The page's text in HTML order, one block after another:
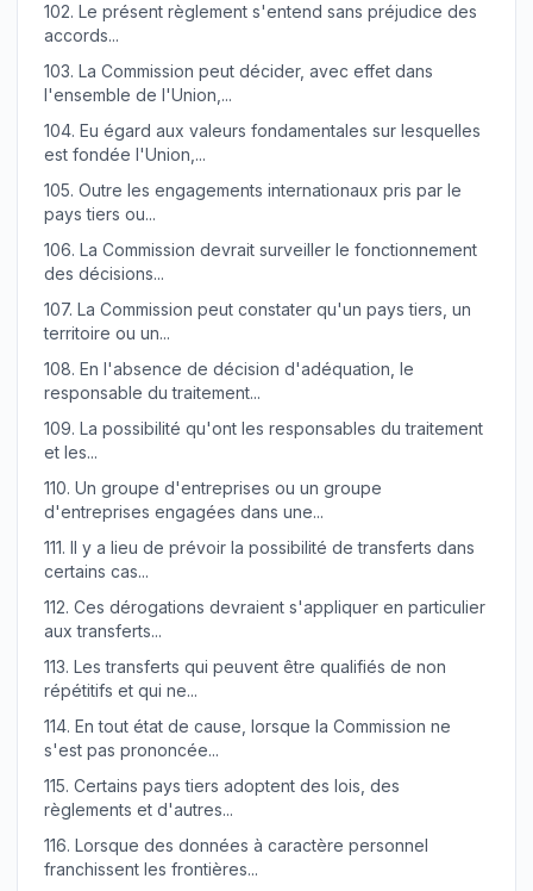
102. Le présent règlement s'entend sans préjudice des
accords...
103. La Commission peut décider, avec effet dans
l'ensemble de l'Union,...
104. Eu égard aux valeurs fondamentales sur lesquelles
est fondée l'Union,...
105. Outre les engagements internationaux pris par le
pays tiers ou...
106. La Commission devrait surveiller le fonctionnement
des décisions...
107. La Commission peut constater qu'un pays tiers, un
territoire ou un...
108. En l'absence de décision d'adéquation, le
responsable du traitement...
109. La possibilité qu'ont les responsables du traitement
et les...
110. Un groupe d'entreprises ou un groupe
d'entreprises engagées dans une...
111. Il y a lieu de prévoir la possibilité de transferts dans
certains cas...
112. Ces dérogations devraient s'appliquer en particulier
aux transferts...
113. Les transferts qui peuvent être qualifiés de non
répétitifs et qui ne...
114. En tout état de cause, lorsque la Commission ne
s'est pas prononcée...
115. Certains pays tiers adoptent des lois, des
règlements et d'autres...
116. Lorsque des données à caractère personnel
franchissent les frontières...